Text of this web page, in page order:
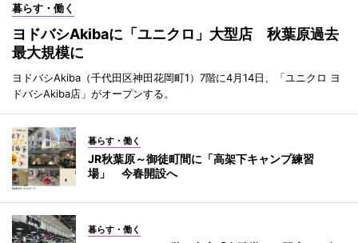
暮らす・働く
ヨドバシAkibaに「ユニクロ」大型店 秋葉原過去
最大規模に
ヨドバシAkiba（千代田区神田花岡町1）7階に4月14日、「ユニクロ ヨ
ドバシAkiba店」がオープンする。
暮らす・働く
JR秋葉原～御徒町間に「高架下キャンプ練習
場」 今春開設へ
暮らす・働く